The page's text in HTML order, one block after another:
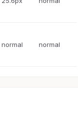
normal normal